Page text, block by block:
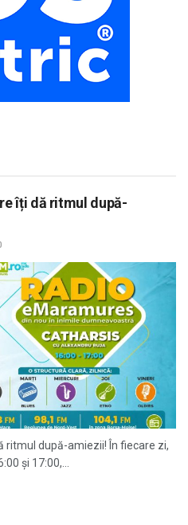
îți dă ritmul după-
ritmul după-amiezii! În fiecare zi,
și 17:00,...